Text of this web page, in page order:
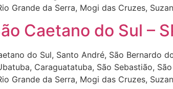
Grande da Serra, Mogi das Cruzes,
Caetano do Sul –
do Sul, Santo André, São Bernardo
Caraguatatuba, São Sebastião,
Grande da Serra, Mogi das Cruzes,